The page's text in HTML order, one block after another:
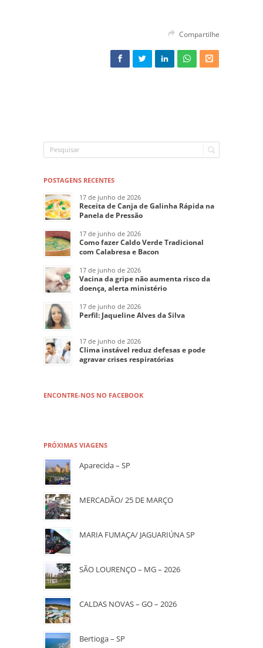
Compartilhe
POSTAGENS RECENTES
17 de junho de 2026
Receita de Canja de Galinha Rápida na
Panela de Pressão
17 de junho de 2026
Como fazer Caldo Verde Tradicional
com Calabresa e Bacon
17 de junho de 2026
Vacina da gripe não aumenta risco da
doença, alerta ministério
17 de junho de 2026
Perfil: Jaqueline Alves da Silva
17 de junho de 2026
Clima instável reduz defesas e pode
agravar crises respiratórias
ENCONTRE-NOS NO FACEBOOK
PRÓXIMAS VIAGENS
Aparecida – SP
MERCADÃO/ 25 DE MARÇO
MARIA FUMAÇA/ JAGUARIÚNA SP
SÃO LOURENÇO – MG – 2026
CALDAS NOVAS – GO – 2026
Bertioga – SP